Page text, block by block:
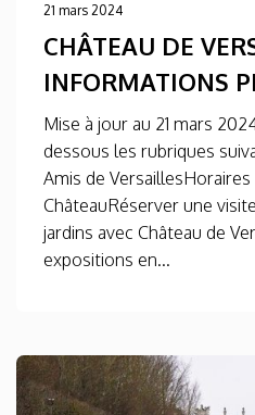
21 mars 2024
CHÂTEAU DE
INFORMATIONS
Mise à jour au 21 mars
dessous les rubriques
Amis de
ChâteauRéserver une
jardins avec Château de
expositions en...